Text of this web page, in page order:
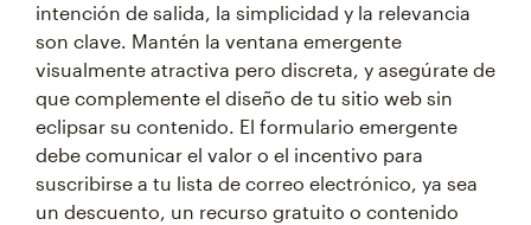
intención de salida, la simplicidad y la relevancia
son clave. Mantén la ventana emergente
visualmente atractiva pero discreta, y asegúrate de
que complemente el diseño de tu sitio web sin
eclipsar su contenido. El formulario emergente
debe comunicar el valor o el incentivo para
suscribirse a tu lista de correo electrónico, ya sea
un descuento, un recurso gratuito o contenido